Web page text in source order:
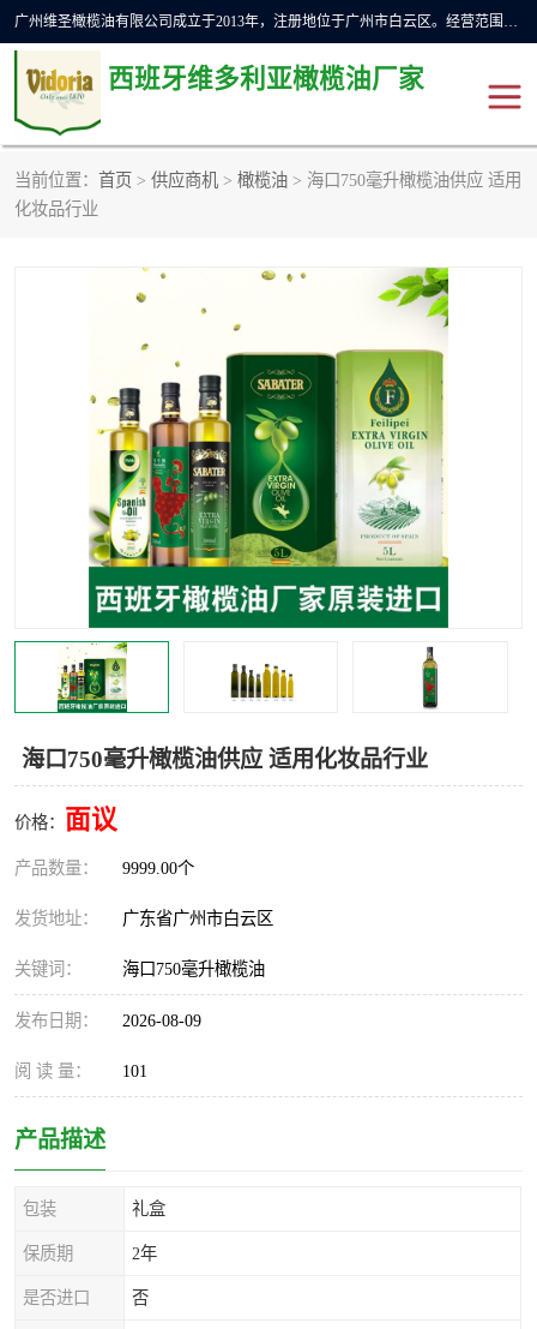
广州维圣橄榄油有限公司成立于2013年，注册地位于广州市白云区。经营范围包括饲料原料销售;畜牧渔业饲料销售;化妆品批发;贸易经纪;食品进出口等，主要产品有：橄榄果渣油，橄榄油，纯橄榄油等。
西班牙维多利亚橄榄油厂家
当前位置： 首页 > 供应商机 > 橄榄油 > 海口750毫升橄榄油供应 适用
化妆品行业
海口750毫升橄榄油供应 适用化妆品行业
价格： 面议
产品数量： 9999.00个
发货地址： 广东省广州市白云区
关键词： 海口750毫升橄榄油
发布日期： 2026-08-09
阅 读 量： 101
产品描述
包装 礼盒
保质期 2年
是否进口 否
橄榄油
费利佩橄榄油 特级初榨橄榄油